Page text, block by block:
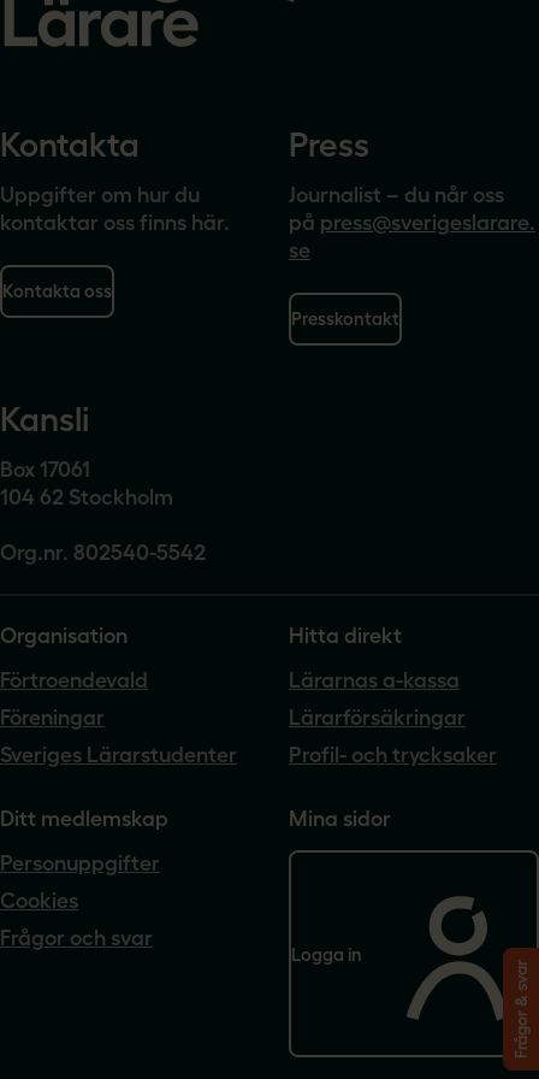
Kontakta
Uppgifter om hur du
kontaktar oss finns här.
Kontakta oss
Press
Journalist – du når oss
på press@sverigeslarare.
se
Presskontakt
Kansli
Box 17061
104 62 Stockholm
Org.nr. 802540-5542
Organisation
Förtroendevald
Föreningar
Sveriges Lärarstudenter
Hitta direkt
Lärarnas a-kassa
Lärarförsäkringar
Profil- och trycksaker
Ditt medlemskap
Personuppgifter
Cookies
Frågor och svar
Mina sidor
Logga in
Frågor & svar